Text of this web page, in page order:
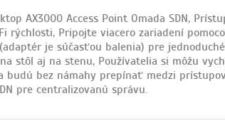
AX3000 Access Point Omada SDN,
rýchlosti, Pripojte viacero zariadení
(adaptér je súčasťou balenia) pre
stôl aj na stenu, Používatelia si môžu
budú bez námahy prepínať medzi
pre centralizovanú správu.